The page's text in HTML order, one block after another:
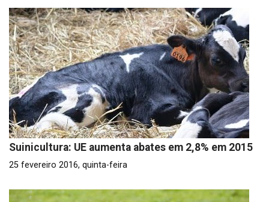
Suinicultura: UE aumenta abates em 2,8% em 2015
25 fevereiro 2016, quinta-feira